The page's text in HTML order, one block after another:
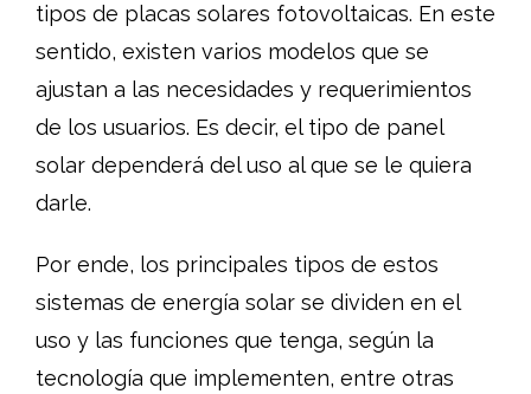
tipos de placas solares fotovoltaicas. En este
sentido, existen varios modelos que se
ajustan a las necesidades y requerimientos
de los usuarios. Es decir, el tipo de panel
solar dependerá del uso al que se le quiera
darle.
Por ende, los principales tipos de estos
sistemas de energía solar se dividen en el
uso y las funciones que tenga, según la
tecnología que implementen, entre otras